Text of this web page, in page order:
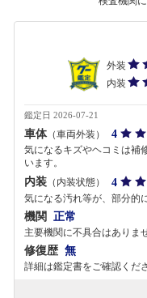
外装
内装
鑑定日 2026-07-21
車体（車両外装） 4
気になるキズやヘコミは補
います。
内装 （内装状態） 4
気になる汚れ等が、部分的
機関 正常
主要機関に不具合はありま
修復歴 無
詳細は鑑定書をご確認くだ